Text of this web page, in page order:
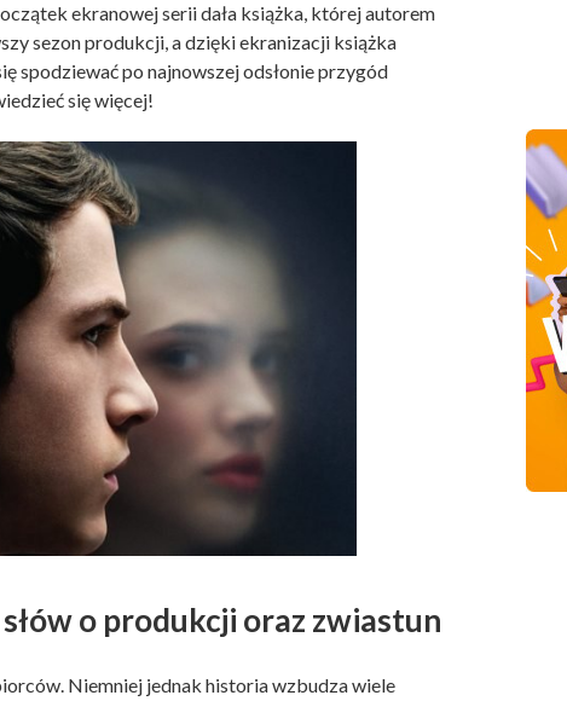
ekranowej serii dała książka, której autorem
sezon produkcji, a dzięki ekranizacji książka
spodziewać po najnowszej odsłonie przygód
się więcej!
o produkcji oraz zwiastun
Niemniej jednak historia wzbudza wiele